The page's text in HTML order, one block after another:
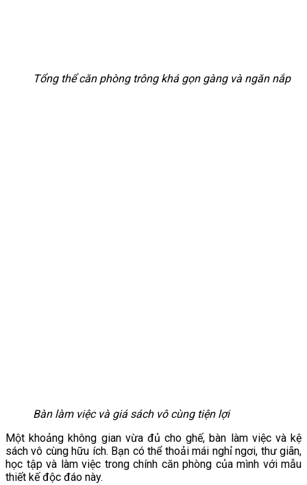
Tổng thể căn phòng trông khá gọn gàng và ngăn nắp
Bàn làm việc và giá sách vô cùng tiện lợi
Một khoảng không gian vừa đủ cho ghế, bàn làm việc và kệ
sách vô cùng hữu ích. Bạn có thể thoải mái nghỉ ngơi, thư giãn,
học tập và làm việc trong chính căn phòng của mình với mẫu
thiết kế độc đáo này.